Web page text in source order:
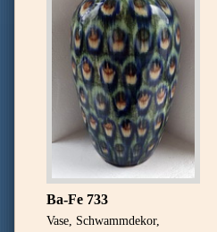
Ba-Fe 733
Vase, Schwammdekor,